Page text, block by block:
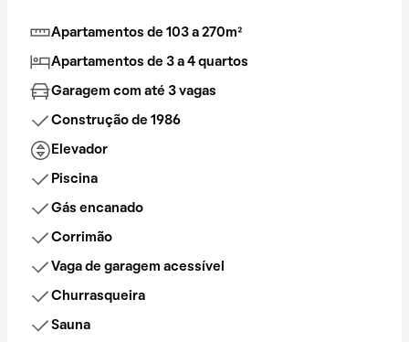
Apartamentos de 103 a 270m²
Apartamentos de 3 a 4 quartos
Garagem com até 3 vagas
Construção de 1986
Elevador
Piscina
Gás encanado
Corrimão
Vaga de garagem acessível
Churrasqueira
Sauna